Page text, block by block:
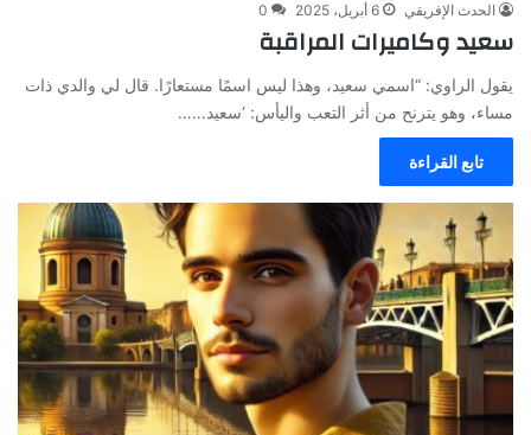
الحدث الإفريقي 6 أبريل، 2025 0
سعيد وكاميرات المراقبة
يقول الراوي: “اسمي سعيد، وهذا ليس اسمًا مستعارًا. قال لي والدي ذات
مساء، وهو يترنح من أثر التعب واليأس: ‘سعيد……
تابع القراءة